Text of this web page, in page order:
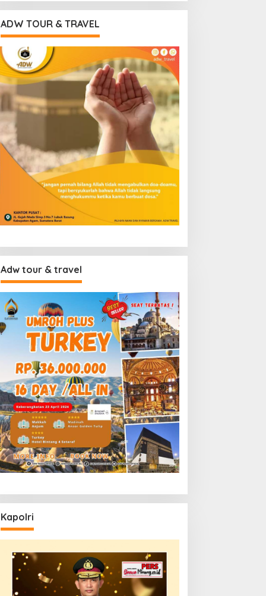
ADW TOUR & TRAVEL
Adw tour & travel
Kapolri